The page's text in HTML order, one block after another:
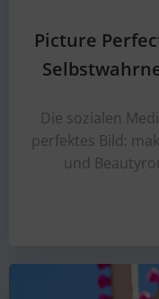
Picture
Die sozialen
perfektes Bild:
und